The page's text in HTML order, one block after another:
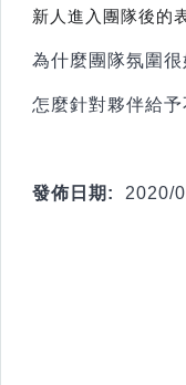
新人進入團隊後的
為什麼團隊氛圍
怎麼針對夥伴給
發佈日期: 2020/